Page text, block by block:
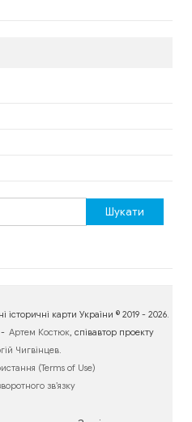
історичні карти України © 2019 - 2026.
- Артем Костюк , співавтор проекту
Чигвінцев
(Terms of Use)
зв’язку